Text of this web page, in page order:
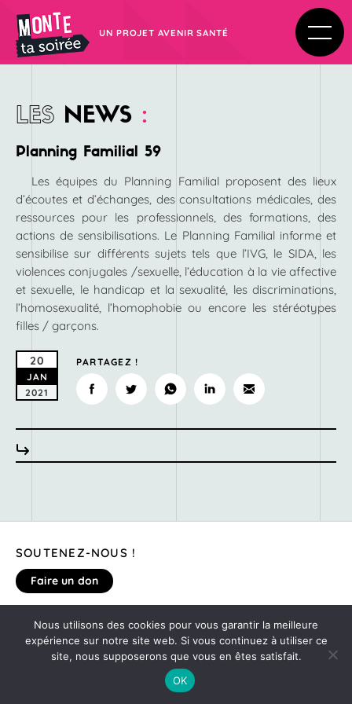
UN PROJET AVENIR SANTÉ
LES NEWS :
Planning Familial 59
Les équipes du Planning Familial proposent des lieux
d’écoutes et d’échanges, des consultations médicales, des
ressources pour les professionnels, des formations, des
actions de sensibilisations. Le Planning Familial informe et
sensibilise sur différents sujets tels que l’IVG, le SIDA, les
violences conjugales /sexuelle, l’éducation à la vie affective
et sexuelle, le handicap et la sexualité, les discriminations,
l’homosexualité, l’homophobie ou encore les stéréotypes
filles / garçons.
20
JAN
2021
PARTAGEZ !
SOUTENEZ-NOUS !
Faire un don
DONNEZ VOTRE AVIS SUR LE SITE
MONTE TA SOIRÉE
Nous utilisons des cookies pour vous garantir la meilleure
expérience sur notre site web. Si vous continuez à utiliser ce
site, nous supposerons que vous en êtes satisfait.
OK